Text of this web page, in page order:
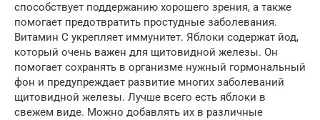
способствует поддержанию хорошего зрения, а также
помогает предотвратить простудные заболевания.
Витамин С укрепляет иммунитет. Яблоки содержат йод,
который очень важен для щитовидной железы. Он
помогает сохранять в организме нужный гормональный
фон и предупреждает развитие многих заболеваний
щитовидной железы. Лучше всего есть яблоки в
свежем виде. Можно добавлять их в различные